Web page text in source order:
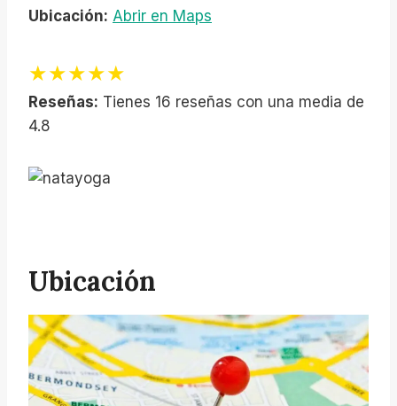
Ubicación: Abrir en Maps
★★★★★
Reseñas: Tienes 16 reseñas con una media de
4.8
Ubicación